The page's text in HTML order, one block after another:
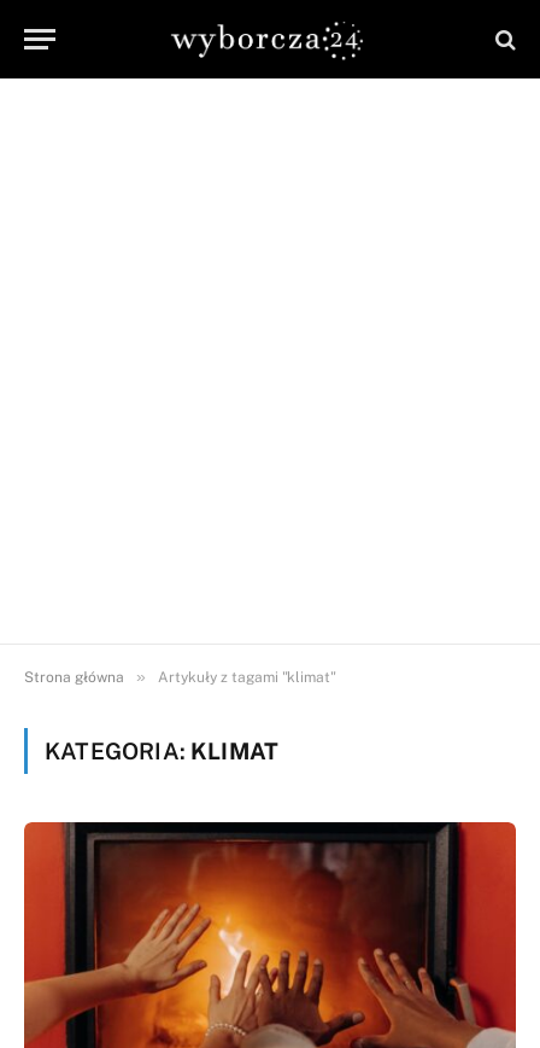
Strona główna » Artykuły z tagami "klimat"
KATEGORIA: KLIMAT